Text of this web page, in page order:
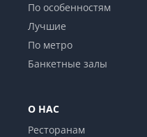
По особенностям
Лучшие
По метро
Банкетные залы
О НАС
Ресторанам